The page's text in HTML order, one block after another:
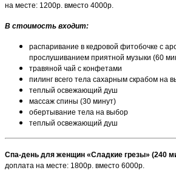
на месте: 1200р. вместо 4000р.
В стоимость входит:
распаривание в кедровой фитобочке с
прослушиванием приятной музыки (60
травяной чай с конфетами
пилинг всего тела сахарным скрабом на
теплый освежающий душ
массаж спины (30 минут)
обертывание тела на выбор
теплый освежающий душ
Спа-день для женщин «Сладкие грезы» (240
доплата на месте: 1800р. вместо 6000р.